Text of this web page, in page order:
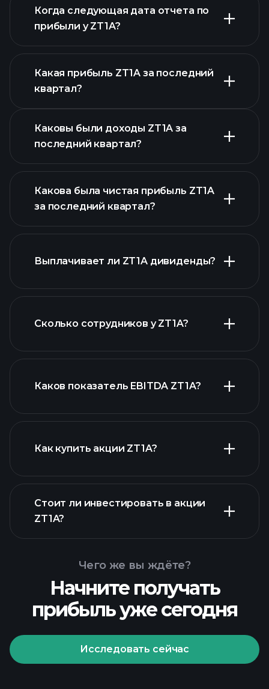
финансовые отчеты ZT1A
Когда следующая дата отчета по
прибыли у ZT1A?
Какая прибыль ZT1A за последний
квартал?
ZT1A
Каковы были доходы ZT1A за
последний квартал?
финансовых отчетах ZT1A
Какова была чистая прибыль ZT1A
за последний квартал?
Выплачивает ли ZT1A дивиденды?
акций с высокими
Сколько сотрудников у ZT1A?
крупнейших
Каков показатель EBITDA ZT1A?
финансовых отчетах ZT1A
Как купить акции ZT1A?
Playtrade
Tournaments
Стоит ли инвестировать в акции
ZT1A?
Чего же вы ждёте?
Начните получать
прибыль уже сегодня
Исследовать сейчас